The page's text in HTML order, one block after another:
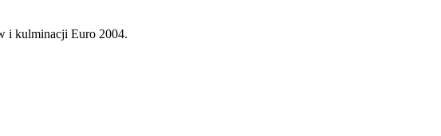
i kulminacji Euro 2004.